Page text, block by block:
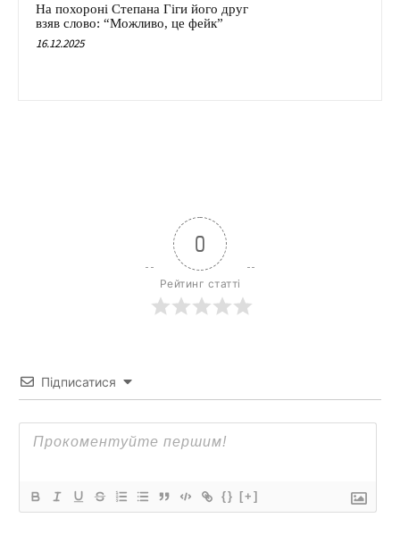
На похороні Степана Гіги його друг
взяв слово: “Можливо, це фейк”
16.12.2025
0
Рейтинг статті
Підписатися
{} [+]